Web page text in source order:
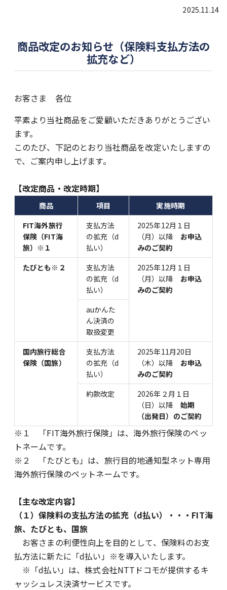
2025.11.14
商品改定のお知らせ（保険料支払方法の
拡充など）
お客さま 各位
平素より当社商品をご愛顧いただきありがとうござい
ます。
このたび、下記のとおり当社商品を改定いたしますの
で、ご案内申し上げます。
【改定商品・改定時期】
商品 項目
実施時期
FIT海外旅行
保険（FIT海
旅）※１
支払方法
の拡充（d
払い）
2025年12月１日
（月）以降 お申込
みのご契約
たびとも※２
支払方法
の拡充（d
払い）
2025年12月１日
（月）以降 お申込
みのご契約
auかんた
ん決済の
取扱変更
国内旅行総合
保険（国旅）
支払方法
の拡充（d
払い）
2025年11月20日
（木）以降 お申込
みのご契約
約款改定
2026年２月１日
（日）以降 始期
（出発日）のご契約
※１ 「FIT海外旅行保険」は、海外旅行保険のペッ
トネームです。
※２ 「たびとも」は、旅行目的地通知型ネット専用
海外旅行保険のペットネームです。
【主な改定内容】
（１）保険料の支払方法の拡充（d払い）・・・FIT海
旅、たびとも、国旅
お客さまの利便性向上を目的として、保険料のお支
払方法に新たに「d払い」※を導入いたします。
※「d払い」は、株式会社NTTドコモが提供するキ
ャッシュレス決済サービスです。